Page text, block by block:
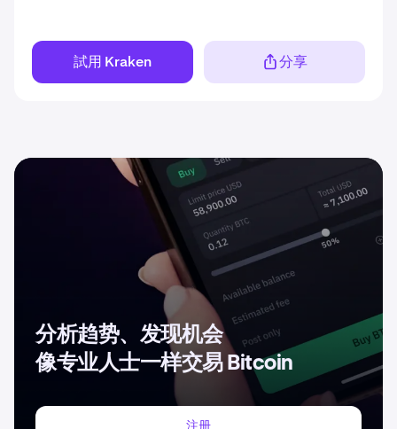
試用 Kraken 分享
分析趋势、发现机会
像专业人士一样交易 Bitcoin
注册